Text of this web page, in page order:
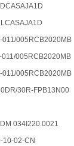
011/005RCB2020MB
005RCB2020MB
005RCB2020MB
30R-FPB13N00
034I220.0021
10-02-CN